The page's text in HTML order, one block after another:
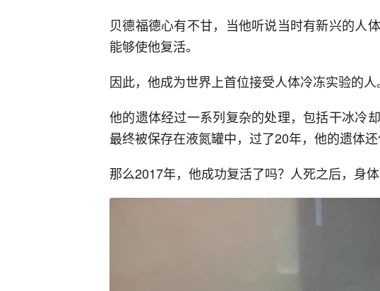
贝德福德心有不甘，当他听说当时有新兴的人
能够使他复活。
因此，他成为世界上首位接受人体冷冻实验的人
他的遗体经过一系列复杂的处理，包括干冰冷
最终被保存在液氮罐中，过了20年，他的遗体还
那么2017年，他成功复活了吗？人死之后，身